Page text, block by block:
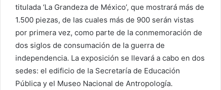
titulada ‘La Grandeza de México’, que mostrará más de
1.500 piezas, de las cuales más de 900 serán vistas
por primera vez, como parte de la conmemoración de
dos siglos de consumación de la guerra de
independencia. La exposición se llevará a cabo en dos
sedes: el edificio de la Secretaría de Educación
Pública y el Museo Nacional de Antropología.